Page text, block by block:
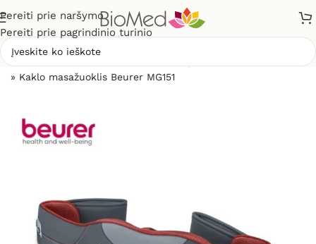
Pereiti prie naršymo
Pereiti prie pagrindinio turinio
» Kaklo masažuoklis Beurer MG151